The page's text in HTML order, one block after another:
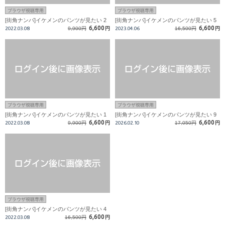
ブラウザ視聴専用
[街角ナンパ]イケメンのパンツが見たい 2
2022.03.08 9,900円 6,600 円
ブラウザ視聴専用
[街角ナンパ]イケメンのパンツが見たい 5
2023.04.06 16,500円 6,600 円
ブラウザ視聴専用
[街角ナンパ]イケメンのパンツが見たい 1
2022.03.08 9,900円 6,600 円
ブラウザ視聴専用
[街角ナンパ]イケメンのパンツが見たい 9
2026.02.10 17,050円 6,600 円
ブラウザ視聴専用
[街角ナンパ]イケメンのパンツが見たい 4
2022.03.08 16,500円 6,600 円